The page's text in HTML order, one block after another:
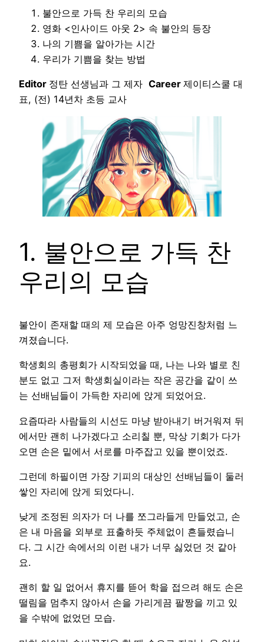
불안으로 가득 찬 우리의 모습
영화 <인사이드 아웃 2> 속 불안의 등장
나의 기쁨을 알아가는 시간
우리가 기쁨을 찾는 방법
Editor 정탄 선생님과 그 제자 Career 제이티스쿨 대
표, (전) 14년차 초등 교사
1. 불안으로 가득 찬
우리의 모습
불안이 존재할 때의 제 모습은 아주 엉망진창처럼 느
껴졌습니다.
학생회의 총평회가 시작되었을 때, 나는 나와 별로 친
분도 없고 그저 학생회실이라는 작은 공간을 같이 쓰
는 선배님들이 가득한 자리에 앉게 되었어요.
요즘따라 사람들의 시선도 마냥 받아내기 버거워져 뒤
에서만 괜히 나가겠다고 소리칠 뿐, 막상 기회가 다가
오면 손은 밑에서 서로를 마주잡고 있을 뿐이었죠.
그런데 하필이면 가장 기피의 대상인 선배님들이 둘러
쌓인 자리에 앉게 되었다니.
낮게 조정된 의자가 더 나를 쪼그라들게 만들었고, 손
은 내 마음을 외부로 표출하듯 주체없이 흔들렸습니
다. 그 시간 속에서의 이런 내가 너무 싫었던 것 같아
요.
괜히 할 일 없어서 휴지를 뜯어 학을 접으려 해도 손은
떨림을 멈추지 않아서 손을 가리게끔 팔짱을 끼고 있
을 수밖에 없었던 모습.